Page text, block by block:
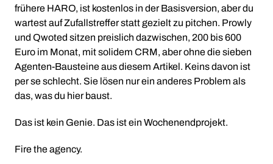
frühere HARO, ist kostenlos in der Basisversion, aber du
wartest auf Zufallstreffer statt gezielt zu pitchen. Prowly
und Qwoted sitzen preislich dazwischen, 200 bis 600
Euro im Monat, mit solidem CRM, aber ohne die sieben
Agenten-Bausteine aus diesem Artikel. Keins davon ist
per se schlecht. Sie lösen nur ein anderes Problem als
das, was du hier baust.
Das ist kein Genie. Das ist ein Wochenendprojekt.
Fire the agency.